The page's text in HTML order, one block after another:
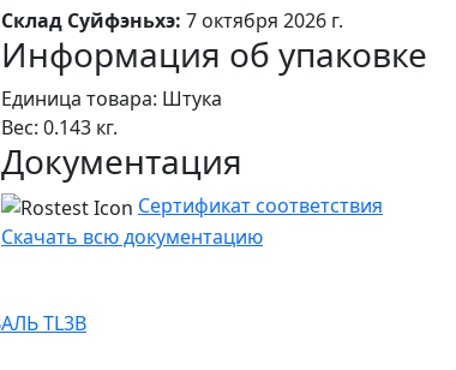
Склад Суйфэньхэ: 7 октября 2026 г.
Информация об упаковке
Единица товара: Штука
Вес: 0.143 кг.
Документация
Сертификат соответствия
Скачать всю документацию